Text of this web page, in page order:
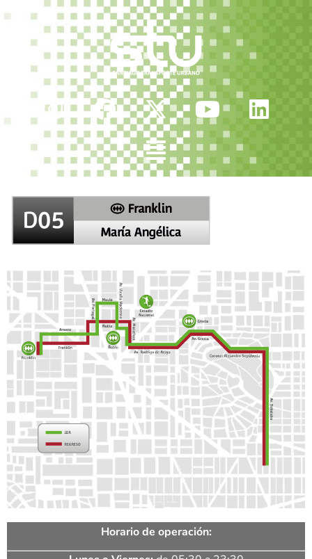
Horario de operación: